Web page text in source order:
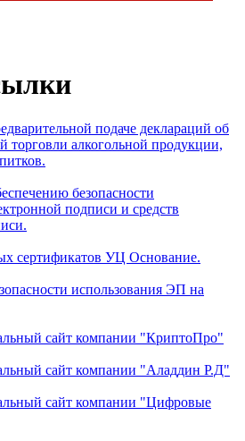
подаче деклараций об
торговли алкогольной продукции,
безопасности
подписи и средств
сертификатов УЦ Основание.
использования ЭП на
сайт компании "КриптоПро"
сайт компании "Аладдин Р.Д"
сайт компании "Цифровые